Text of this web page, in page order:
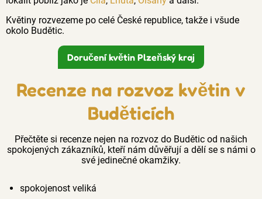
Květiny rozvezeme po celé České republice, takže i všude
okolo Budětic.
Doručení květin Plzeňský kraj
Recenze na rozvoz květin v
Buděticích
Přečtěte si recenze nejen na rozvoz do Budětic od našich
spokojených zákazníků, kteří nám důvěřují a dělí se s námi o
své jedinečné okamžiky.
spokojenost veliká